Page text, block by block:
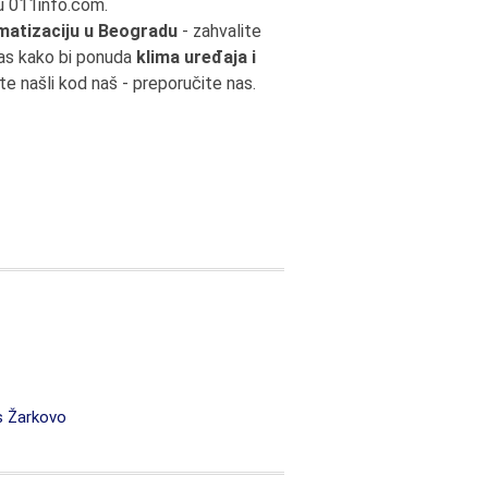
011info.com.
u Beogradu - zahvalite
kako bi ponuda klima uređaja i
našli kod naš - preporučite nas.
Žarkovo